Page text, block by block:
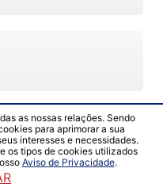
as nossas relações. Sendo
para aprimorar a sua
interesses e necessidades.
os tipos de cookies utilizados
Aviso de Privacidade.